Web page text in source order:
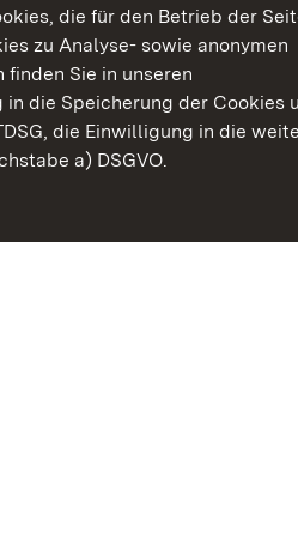
die für den Betrieb der
zu Analyse- sowie anonymen
Sie in unseren
in die Speicherung der Cookies
die Einwilligung in die
a) DSGVO.